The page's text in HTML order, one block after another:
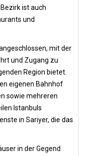
ist auch
und
mit der
und Zugang zu
Region bietet.
eigenen Bahnhof
sowie mehreren
Istanbuls
in Sariyer, die das
in der Gegend